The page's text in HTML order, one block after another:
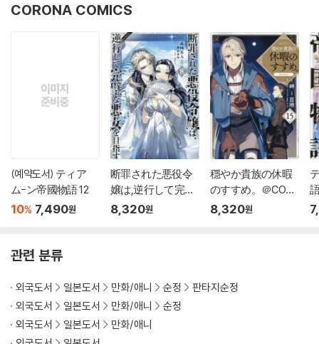
CORONA COMICS
(예약도서) ティア
ム-ン帝國物語 12
10% 7,490원
断罪された悪役令
嬢は,逆行して完璧
な悪女を目指す＠C
8,320원
穩やか貴族の休暇
のすすめ。＠COMI
C 15
8,320원
관련 분류
외국도서 일본도서 만화/애니 순정
판타지순정
외국도서
일본도서 만화/애니
순정
외국도서
일본도서
만화/애니